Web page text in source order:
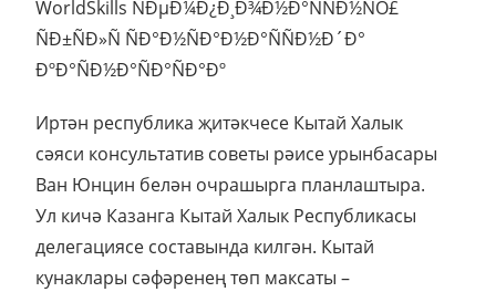
Иртән республика җитәкчесе Кытай Халык
сәяси консультатив советы рәисе урынбасары
Ван Юнцин белән очрашырга планлаштыра.
Ул кичә Казанга Кытай Халык Республикасы
делегациясе составында килгән. Кытай
кунаклары сәфәренең төп максаты –